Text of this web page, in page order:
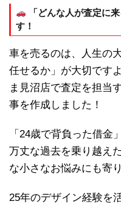
「どんな人が査定に
す！
車を売るのは、人生の
任せるか」が大切です
ま見沼店で査定を担当
事を作成しました！
「24歳で背負った借
万丈な過去を乗り越え
な小さなお悩みにも寄
25年のデザイン経験を